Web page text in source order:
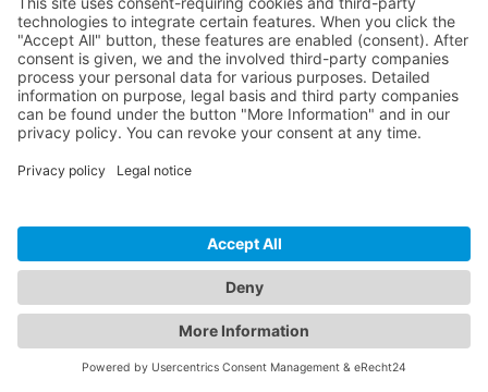
Cómo escribir buenos textos alternativos para imágenes
(accesibilidad y SEO)